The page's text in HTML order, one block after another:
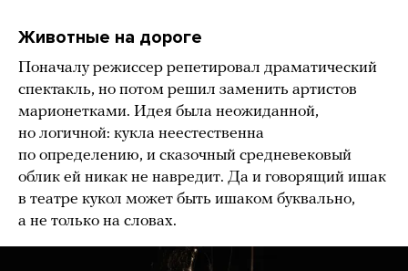
Животные на дороге
Поначалу режиссер репетировал драматический
спектакль, но потом решил заменить артистов
марионетками. Идея была неожиданной,
но логичной: кукла неестественна
по определению, и сказочный средневековый
облик ей никак не навредит. Да и говорящий ишак
в театре кукол может быть ишаком буквально,
а не только на словах.